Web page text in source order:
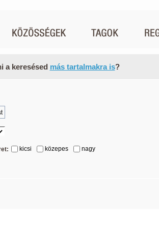
a keresésed más tartalmakra is?
kicsi közepes nagy